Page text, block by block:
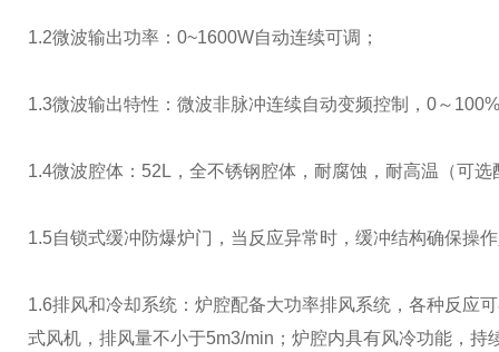
1.2微波输出功率：0~1600W自动连续可调；
1.3微波输出特性：微波非脉冲连续自动变频控制，0～
1.4微波腔体：52L，全不锈钢腔体，耐腐蚀，耐高温（可选
1.5自锁式缓冲防爆炉门，当反应异常时，缓冲结构确保操
1.6排风和冷却系统：炉腔配备大功率排风系统，各种反应
式风机，排风量不小于5m3/min；炉腔内具有风冷功能，持